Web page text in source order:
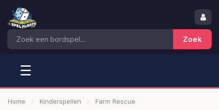
☰
Home Kinderspellen Farm Rescue